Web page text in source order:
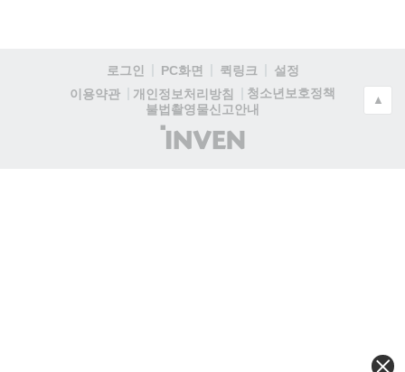
로그인 PC화면 퀵링크
설정
이용약관
개인정보처리방침
청소년보호정책
불법촬영물신고안내
(주)
인
▲